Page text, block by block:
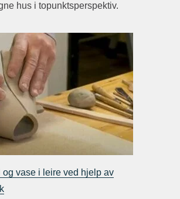
hus i topunktsperspektiv.
og vase i leire ved hjelp av